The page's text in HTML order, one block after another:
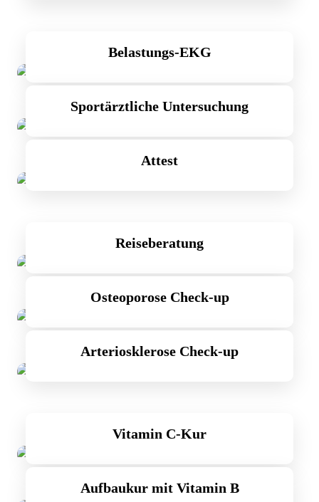
Belastungs-EKG
Sportärztliche Untersuchung
Attest
Reiseberatung
Osteoporose Check-up
Arteriosklerose Check-up
Vitamin C-Kur
Aufbaukur mit Vitamin B